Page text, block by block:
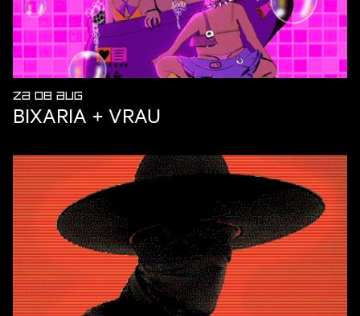
ZA 08 AUG
BIXARIA + VRAU